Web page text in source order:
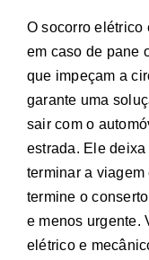
Osocorro elétrico
em caso de pane
que impeçam a
garante uma
sair com o
estrada. Ele
terminar a
termine o
e menos urgente.
elétrico e